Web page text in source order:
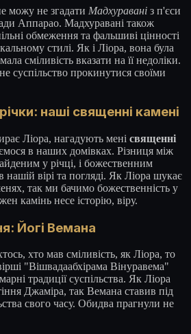
можу не згадати Мадхуравані з п'єси
Аппарао. Мадхуравані також
обмеження та фальшиві цінності
стилі. Як і Ліора, вона була
сміливість вказати на її недоліки.
суспільство прокинутися своїми
наші священні камені
Ліора, нагадують мені священні
в наших домівках. Різниця між
у річці, і божественним
вірі та погляді. Як Ліора шукає
так ми бачимо божественність у
камінь несе історію, віру.
Йогі Вемана
хто мав сміливість, як Ліора, то
"Вішвадаабхірама Вінуравема"
традиції суспільства. Як Ліора
Джаміра, так Вемана ставив під
свого часу. Обидва прагнули не